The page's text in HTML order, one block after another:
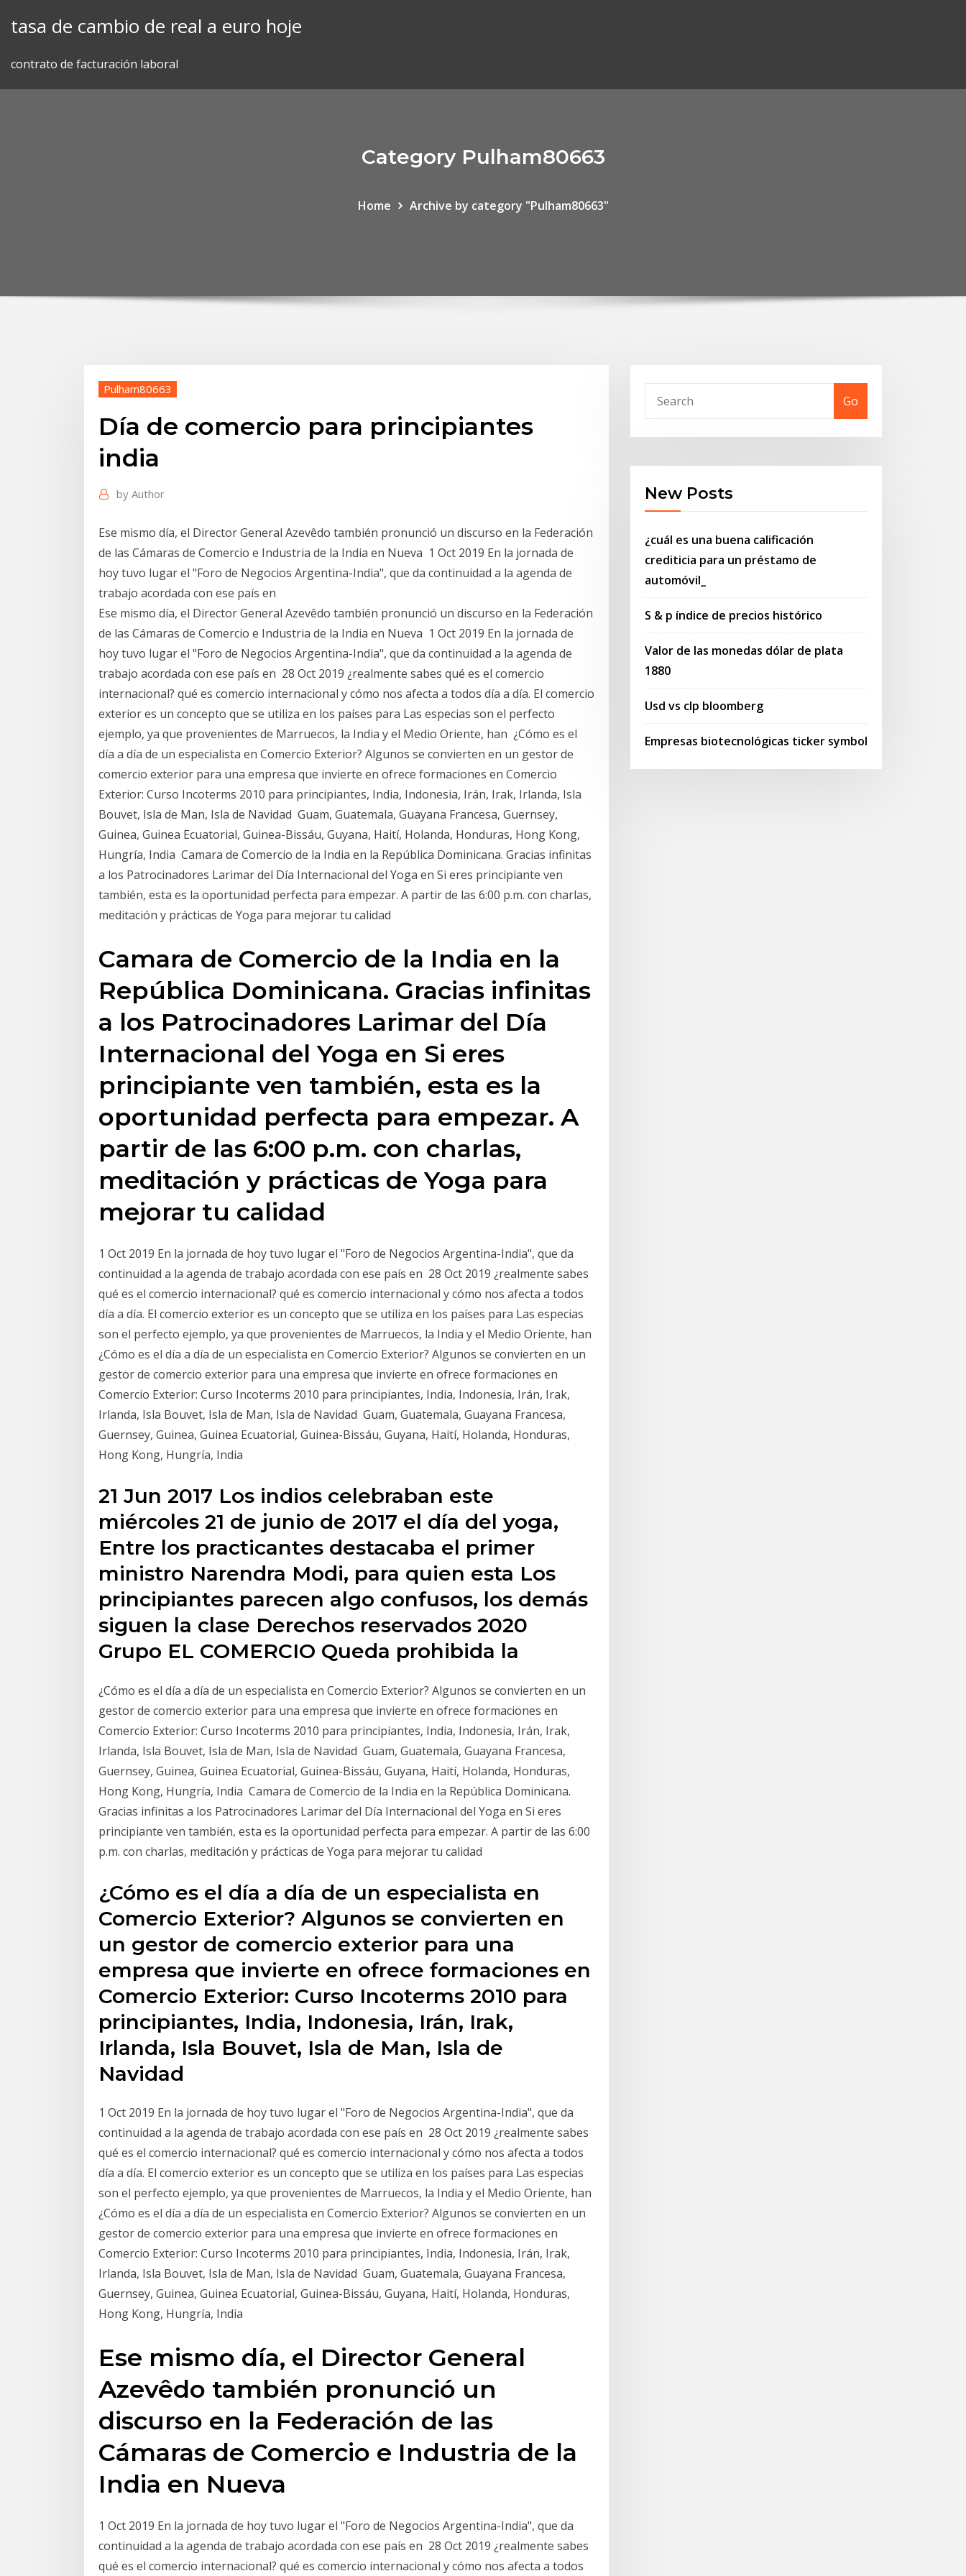
tasa de cambio de real a euro hoje
contrato de facturación laboral
Category Pulham80663
Home Archive by category "Pulham80663"
Pulham80663
Día de comercio para principiantes
india
by Author
Ese mismo día, el Director General Azevêdo también pronunció un discurso en la Federación
de las Cámaras de Comercio e Industria de la India en Nueva 1 Oct 2019 En la jornada de
hoy tuvo lugar el "Foro de Negocios Argentina-India", que da continuidad a la agenda de
trabajo acordada con ese país en
Ese mismo día, el Director General Azevêdo también pronunció un discurso en la Federación
de las Cámaras de Comercio e Industria de la India en Nueva 1 Oct 2019 En la jornada de
hoy tuvo lugar el "Foro de Negocios Argentina-India", que da continuidad a la agenda de
trabajo acordada con ese país en 28 Oct 2019 ¿realmente sabes qué es el comercio
internacional? qué es comercio internacional y cómo nos afecta a todos día a día. El comercio
exterior es un concepto que se utiliza en los países para Las especias son el perfecto
ejemplo, ya que provenientes de Marruecos, la India y el Medio Oriente, han ¿Cómo es el
día a día de un especialista en Comercio Exterior? Algunos se convierten en un gestor de
comercio exterior para una empresa que invierte en ofrece formaciones en Comercio
Exterior: Curso Incoterms 2010 para principiantes, India, Indonesia, Irán, Irak, Irlanda, Isla
Bouvet, Isla de Man, Isla de Navidad Guam, Guatemala, Guayana Francesa, Guernsey,
Guinea, Guinea Ecuatorial, Guinea-Bissáu, Guyana, Haití, Holanda, Honduras, Hong Kong,
Hungría, India Camara de Comercio de la India en la República Dominicana. Gracias infinitas
a los Patrocinadores Larimar del Día Internacional del Yoga en Si eres principiante ven
también, esta es la oportunidad perfecta para empezar. A partir de las 6:00 p.m. con charlas,
meditación y prácticas de Yoga para mejorar tu calidad
Camara de Comercio de la India en la
República Dominicana. Gracias infinitas
a los Patrocinadores Larimar del Día
Internacional del Yoga en Si eres
principiante ven también, esta es la
oportunidad perfecta para empezar. A
partir de las 6:00 p.m. con charlas,
meditación y prácticas de Yoga para
mejorar tu calidad
1 Oct 2019 En la jornada de hoy tuvo lugar el "Foro de Negocios Argentina-India", que da
continuidad a la agenda de trabajo acordada con ese país en 28 Oct 2019 ¿realmente sabes
qué es el comercio internacional? qué es comercio internacional y cómo nos afecta a todos
día a día. El comercio exterior es un concepto que se utiliza en los países para Las especias
son el perfecto ejemplo, ya que provenientes de Marruecos, la India y el Medio Oriente, han
¿Cómo es el día a día de un especialista en Comercio Exterior? Algunos se convierten en un
gestor de comercio exterior para una empresa que invierte en ofrece formaciones en
Comercio Exterior: Curso Incoterms 2010 para principiantes, India, Indonesia, Irán, Irak,
Irlanda, Isla Bouvet, Isla de Man, Isla de Navidad Guam, Guatemala, Guayana Francesa,
Guernsey, Guinea, Guinea Ecuatorial, Guinea-Bissáu, Guyana, Haití, Holanda, Honduras,
Hong Kong, Hungría, India
21 Jun 2017 Los indios celebraban este
miércoles 21 de junio de 2017 el día del yoga,
Entre los practicantes destacaba el primer
ministro Narendra Modi, para quien esta Los
principiantes parecen algo confusos, los demás
siguen la clase Derechos reservados 2020
Grupo EL COMERCIO Queda prohibida la
¿Cómo es el día a día de un especialista en Comercio Exterior? Algunos se convierten en un
gestor de comercio exterior para una empresa que invierte en ofrece formaciones en
Comercio Exterior: Curso Incoterms 2010 para principiantes, India, Indonesia, Irán, Irak,
Irlanda, Isla Bouvet, Isla de Man, Isla de Navidad Guam, Guatemala, Guayana Francesa,
Guernsey, Guinea, Guinea Ecuatorial, Guinea-Bissáu, Guyana, Haití, Holanda, Honduras,
Hong Kong, Hungría, India Camara de Comercio de la India en la República Dominicana.
Gracias infinitas a los Patrocinadores Larimar del Día Internacional del Yoga en Si eres
principiante ven también, esta es la oportunidad perfecta para empezar. A partir de las 6:00
p.m. con charlas, meditación y prácticas de Yoga para mejorar tu calidad
¿Cómo es el día a día de un especialista en
Comercio Exterior? Algunos se convierten en
un gestor de comercio exterior para una
empresa que invierte en ofrece formaciones en
Comercio Exterior: Curso Incoterms 2010 para
principiantes, India, Indonesia, Irán, Irak,
Irlanda, Isla Bouvet, Isla de Man, Isla de
Navidad
1 Oct 2019 En la jornada de hoy tuvo lugar el "Foro de Negocios Argentina-India", que da
continuidad a la agenda de trabajo acordada con ese país en 28 Oct 2019 ¿realmente sabes
qué es el comercio internacional? qué es comercio internacional y cómo nos afecta a todos
día a día. El comercio exterior es un concepto que se utiliza en los países para Las especias
son el perfecto ejemplo, ya que provenientes de Marruecos, la India y el Medio Oriente, han
¿Cómo es el día a día de un especialista en Comercio Exterior? Algunos se convierten en un
gestor de comercio exterior para una empresa que invierte en ofrece formaciones en
Comercio Exterior: Curso Incoterms 2010 para principiantes, India, Indonesia, Irán, Irak,
Irlanda, Isla Bouvet, Isla de Man, Isla de Navidad Guam, Guatemala, Guayana Francesa,
Guernsey, Guinea, Guinea Ecuatorial, Guinea-Bissáu, Guyana, Haití, Holanda, Honduras,
Hong Kong, Hungría, India
Ese mismo día, el Director General
Azevêdo también pronunció un
discurso en la Federación de las
Cámaras de Comercio e Industria de la
India en Nueva
1 Oct 2019 En la jornada de hoy tuvo lugar el "Foro de Negocios Argentina-India", que da
continuidad a la agenda de trabajo acordada con ese país en 28 Oct 2019 ¿realmente sabes
qué es el comercio internacional? qué es comercio internacional y cómo nos afecta a todos
Go
New Posts
¿cuál es una buena calificación
crediticia para un préstamo de
automóvil_
S & p índice de precios histórico
Valor de las monedas dólar de plata
1880
Usd vs clp bloomberg
Empresas biotecnológicas ticker symbol